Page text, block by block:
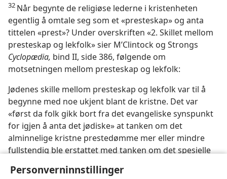
Personverninnstillinger
32 Når begynte de religiøse lederne i kristenheten
egentlig å omtale seg som et «presteskap» og anta
tittelen «prest»? Under overskriften «2. Skillet mellom
presteskap og lekfolk» sier M’Clintock og Strongs
Cyclopædia, bind II, side 386, følgende om
motsetningen mellom presteskap og lekfolk:
Jødenes skille mellom presteskap og lekfolk var til å
begynne med noe ukjent blant de kristne. Det var
«først da folk gikk bort fra det evangeliske synspunkt
for igjen å anta det jødiske» at tanken om det
alminnelige kristne prestedømme mer eller mindre
fullstendig ble erstattet med tanken om det spesielle
Baptismo,kapittel 17, før han ble montanist): «Også